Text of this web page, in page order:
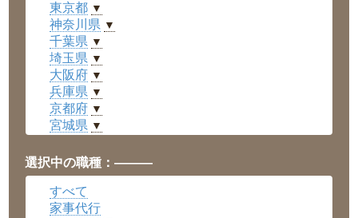
東京都 ▼
神奈川県 ▼
千葉県 ▼
埼玉県 ▼
大阪府 ▼
兵庫県 ▼
京都府 ▼
宮城県 ▼
福井県 ▼
岡山県 ▼
広島県
沖縄県 ▼
選択中の職種：———
すべて
家事代行